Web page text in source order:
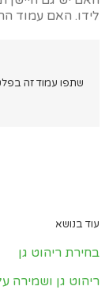
לידו. האם עמוד
שתפו עמוד זה
עוד בנושא
בחירת ריהוט גן
ריהוט גן ושמירה